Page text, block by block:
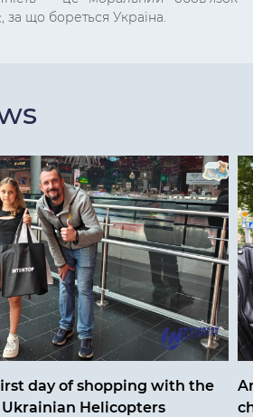
за що бореться Україна.
day of shopping with the
Helicopters